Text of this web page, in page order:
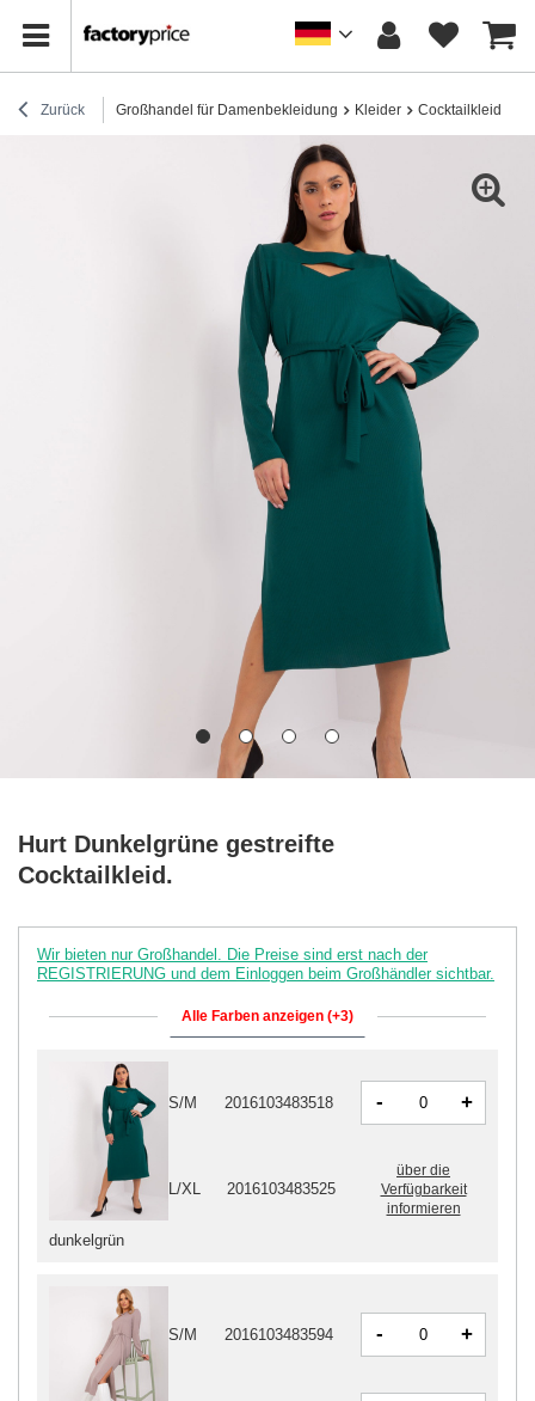
Zurück Großhandel für Damenbekleidung Kleider Cocktailkleider /
Hurt Dunkelgrüne gestreifte
Cocktailkleid.
Wir bieten nur Großhandel. Die Preise sind erst nach der
REGISTRIERUNG und dem Einloggen beim Großhändler sichtbar.
Alle Farben anzeigen (+3)
S/M 2016103483594 - +
dunkelgrün
S/M 2016103483518 - +
L/XL 2016103483525
über die
Verfügbarkeit
informieren